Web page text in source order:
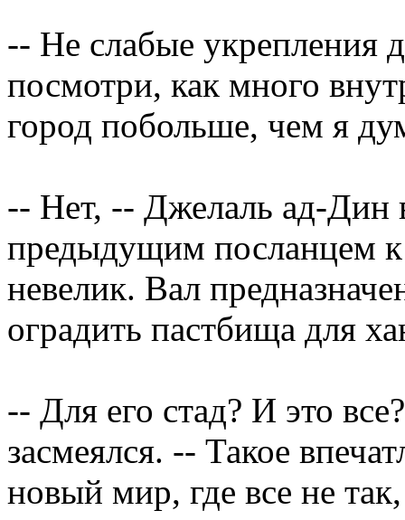
-- Не слабые укрепления
посмотри, как много
город побольше, чем я
-- Нет, -- Джелаль ад-Дин
предыдущим посланцем
невелик. Вал
оградить пастбища для
-- Для его стад? И это
засмеялся. -- Такое
новый мир, где все не